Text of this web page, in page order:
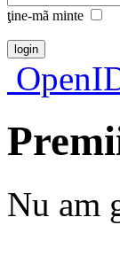
ţine-mã minte
Nu am